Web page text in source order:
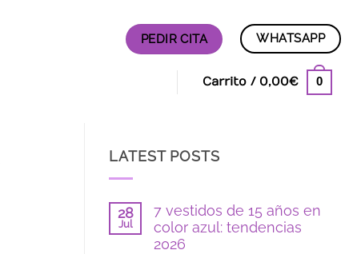
PEDIR CITA WHATSAPP
Carrito / 0,00€ 0
LATEST POSTS
28
Jul
7 vestidos de 15 años en
color azul: tendencias
2026